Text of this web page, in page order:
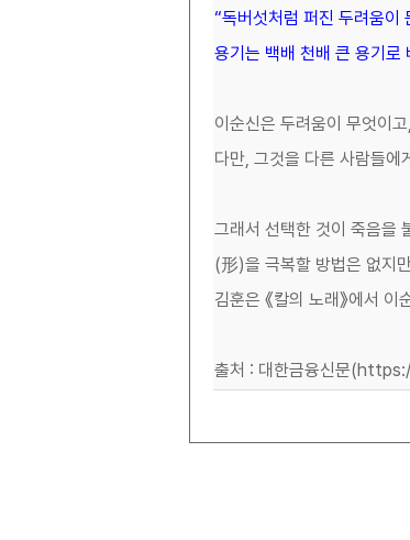
“독버섯처럼 퍼진 두려움이
용기는 백배 천배 큰 용기로
이순신은 두려움이 무엇이
다만, 그것을 다른 사람들에
그래서 선택한 것이 죽음을
(形)을 극복할 방법은 없지
김훈은 《칼의 노래》에서
출처 : 대한금융신문